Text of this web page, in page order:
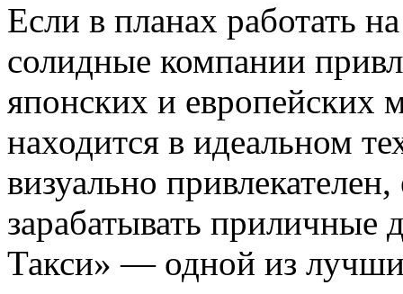
Если в планах работать
солидные компании
японских и европейских
находится в идеальном
визуально
зарабатывать приличные
Такси» — одной из